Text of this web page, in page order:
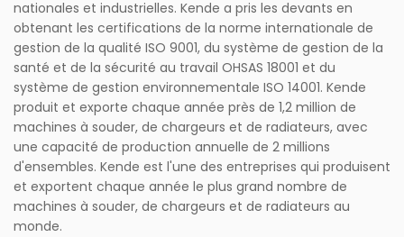
nationales et industrielles. Kende a pris les devants en
obtenant les certifications de la norme internationale de
gestion de la qualité ISO 9001, du système de gestion de la
santé et de la sécurité au travail OHSAS 18001 et du
système de gestion environnementale ISO 14001. Kende
produit et exporte chaque année près de 1,2 million de
machines à souder, de chargeurs et de radiateurs, avec
une capacité de production annuelle de 2 millions
d'ensembles. Kende est l'une des entreprises qui produisent
et exportent chaque année le plus grand nombre de
machines à souder, de chargeurs et de radiateurs au
monde.